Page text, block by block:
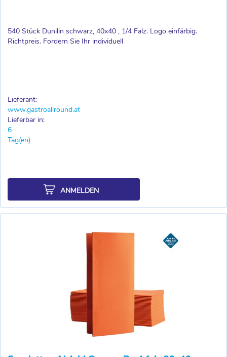
540 Stück Dunilin schwarz, 40x40 , 1/4 Falz. Logo einfärbig.
Richtpreis. Fordern Sie Ihr individuell
Lieferant:
www.gastroallround.at
Lieferbar in:
6
Tag(en)
ANMELDEN